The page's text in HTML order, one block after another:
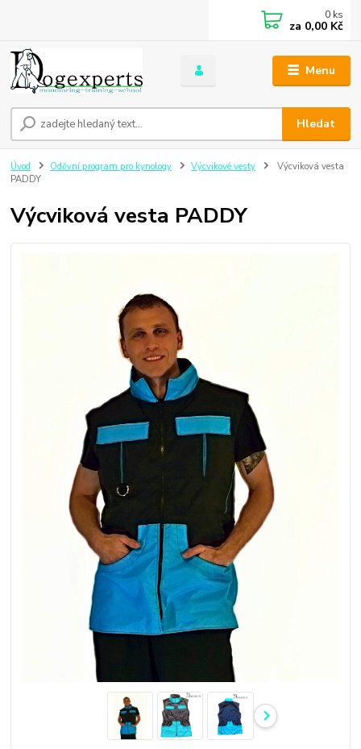
Menu
Hledat
0 ks
za 0,00 Kč
Úvod Oděvní program pro kynology Výcvikové vesty
Výcviková vesta
PADDY
Výcviková vesta PADDY